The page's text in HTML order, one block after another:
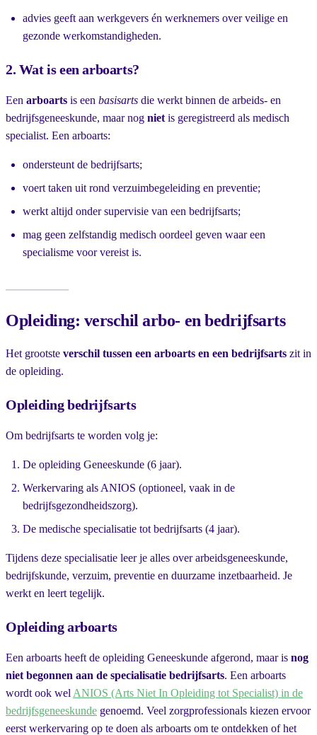
advies geeft aan werkgevers én werknemers over veilige en
gezonde werkomstandigheden.
2. Wat is een arboarts?
Een arboarts is een basisarts die werkt binnen de arbeids- en
bedrijfsgeneeskunde, maar nog niet is geregistreerd als medisch
specialist. Een arboarts:
ondersteunt de bedrijfsarts;
voert taken uit rond verzuimbegeleiding en preventie;
werkt altijd onder supervisie van een bedrijfsarts;
mag geen zelfstandig medisch oordeel geven waar een
specialisme voor vereist is.
Opleiding: verschil arbo- en bedrijfsarts
Het grootste verschil tussen een arboarts en een bedrijfsarts zit in
de opleiding.
Opleiding bedrijfsarts
Om bedrijfsarts te worden volg je:
De opleiding Geneeskunde (6 jaar).
Werkervaring als ANIOS (optioneel, vaak in de
bedrijfsgezondheidszorg).
De medische specialisatie tot bedrijfsarts (4 jaar).
Tijdens deze specialisatie leer je alles over arbeidsgeneeskunde,
bedrijfskunde, verzuim, preventie en duurzame inzetbaarheid. Je
werkt en leert tegelijk.
Opleiding arboarts
Een arboarts heeft de opleiding Geneeskunde afgerond, maar is nog
niet begonnen aan de specialisatie bedrijfsarts. Een arboarts
wordt ook wel ANIOS (Arts Niet In Opleiding tot Specialist) in de
bedrijfsgeneeskunde genoemd. Veel zorgprofessionals kiezen ervoor
eerst werkervaring op te doen als arboarts om te ontdekken of het